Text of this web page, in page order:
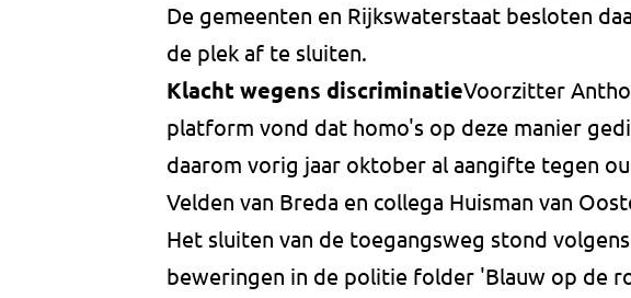
De gemeenten en Rijkswaterstaat besloten
de plek af te sluiten.
Klacht wegens discriminatieVoorzitter
platform vond dat homo's op deze manier
daarom vorig jaar oktober al aangifte tegen
Velden van Breda en collega Huisman van
Het sluiten van de toegangsweg stond
beweringen in de politie folder 'Blauw op de